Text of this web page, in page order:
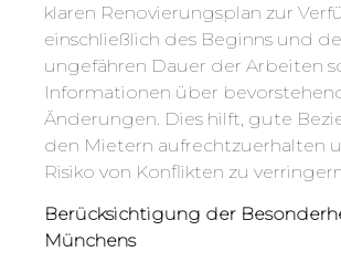
klaren Renovierungsplan zur
einschließlich des Beginns und
ungefähren Dauer der Arbeiten
Informationen über
Änderungen. Dies hilft, gute
den Mietern aufrechtzuerhalten
Risiko von Konflikten zu
Berücksichtigung der
Münchens